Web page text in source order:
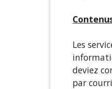
Les
deviez
par